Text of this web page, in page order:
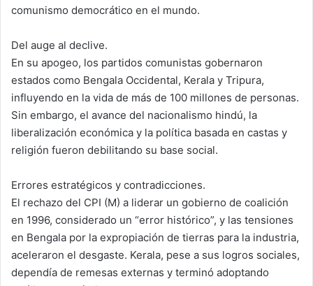
comunismo democrático en el mundo.
Del auge al declive.
En su apogeo, los partidos comunistas gobernaron
estados como Bengala Occidental, Kerala y Tripura,
influyendo en la vida de más de 100 millones de personas.
Sin embargo, el avance del nacionalismo hindú, la
liberalización económica y la política basada en castas y
religión fueron debilitando su base social.
Errores estratégicos y contradicciones.
El rechazo del CPI (M) a liderar un gobierno de coalición
en 1996, considerado un “error histórico”, y las tensiones
en Bengala por la expropiación de tierras para la industria,
aceleraron el desgaste. Kerala, pese a sus logros sociales,
dependía de remesas externas y terminó adoptando